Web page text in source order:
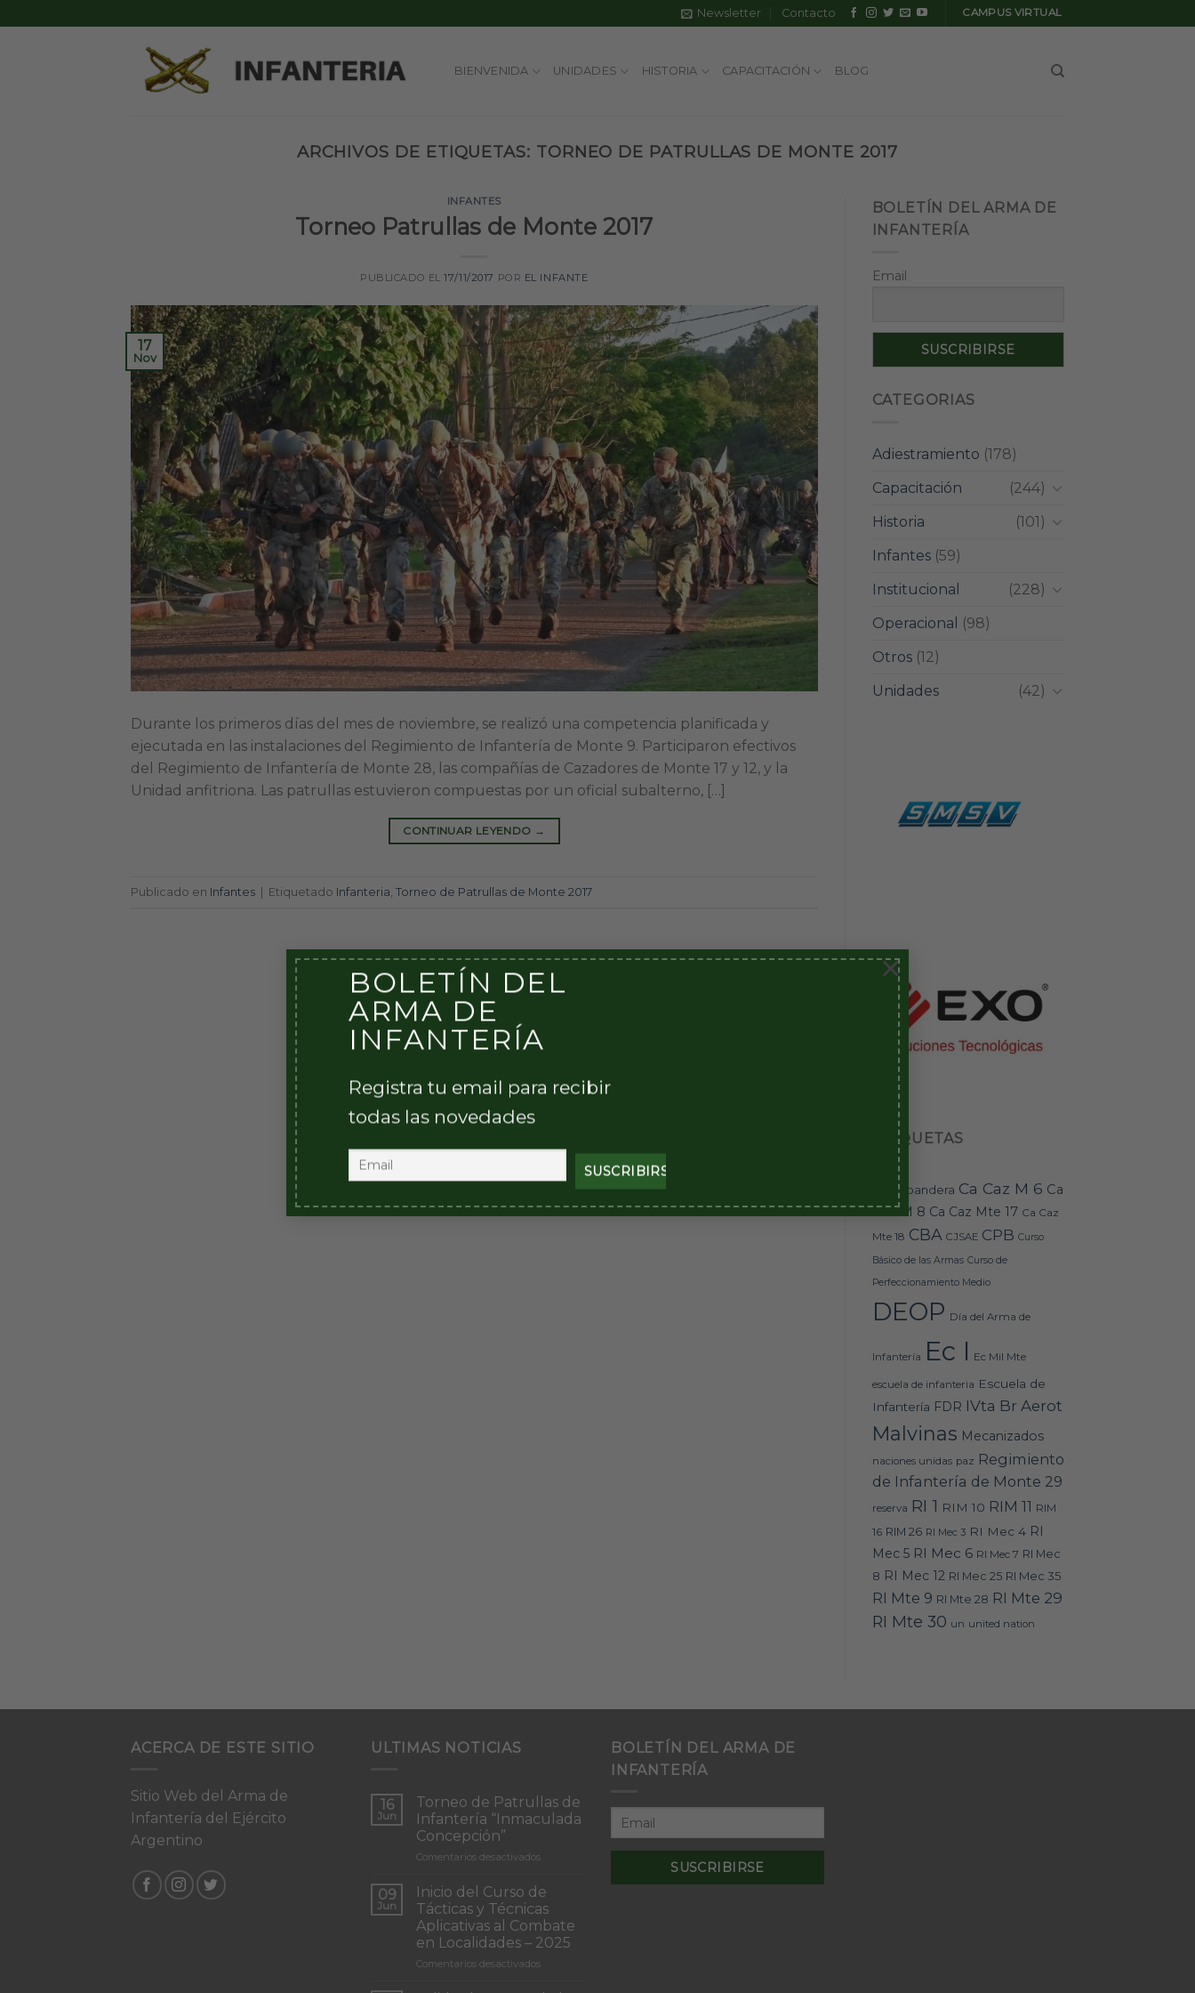
BOLETÍN DEL
ARMA DE
INFANTERÍA
Registra tu email para recibir
todas las novedades
×
to
Newsletter Contacto CAMPUS VIRTUAL
BIENVENIDA UNIDADES HISTORIA CAPACITACIÓN BLOG
ARCHIVOS DE ETIQUETAS: TORNEO DE PATRULLAS DE MONTE 2017
INFANTES
Torneo Patrullas de Monte 2017
PUBLICADO EL17/11/2017 POR EL INFANTE
17
Nov
Durante los primeros días del mes de noviembre, se realizó una competencia planificada y
ejecutada en las instalaciones del Regimiento de Infantería de Monte 9. Participaron efectivos
del Regimiento de Infantería de Monte 28, las compañías de Cazadores de Monte 17 y 12, y la
Unidad anfitriona. Las patrullas estuvieron compuestas por un oficial subalterno, […]
CONTINUAR LEYENDO →
Publicado en Infantes | Etiquetado Infanteria Torneo de Patrullas de Monte 2017
BOLETÍN DEL ARMA DE
INFANTERÍA
Email
CATEGORIAS
Adiestramiento (178)
Capacitación
(244)
Historia
(101)
Infantes(59)
Institucional
(228)
Operacional
(98)
Otros(12)
Unidades
(42)
ETIQUETAS
BAI-11 bandera Ca Caz M 6 Ca
Caz M 8 Ca Caz Mte 17 Ca Caz
Mte 18 CBA CJSAE CPB Curso
Básico de las Armas Curso de
Perfeccionamiento Medio
DEOP Día del Arma de
Infantería Ec I Ec Mil Mte
escuela de infanteria Escuela de
Infantería FDR IVta Br Aerot
Malvinas Mecanizados
naciones unidas paz Regimiento
de Infantería de Monte 29
reserva RI 1 RIM 10 RIM 11 RIM
16 RIM 26 RI Mec 3 RI Mec 4 RI
Mec 5 RI Mec 6 RI Mec 7 RI Mec
8 RI Mec 12 RI Mec 25 RI Mec 35
RI Mte 9 RI Mte 28 RI Mte 29
RI Mte 30 un united nation
ACERCA DE ESTE SITIO
Sitio Web del Arma de
Infantería del Ejército
Argentino
ULTIMAS NOTICIAS
16
Jun
Torneo de Patrullas de
Infantería “Inmaculada
Concepción”
Comentarios desactivadosen
de
de
Infantería
“Inmaculada
09
Jun
Inicio del Curso de
Tácticas y Técnicas
Aplicativas al Combate
en Localidades – 2025
Comentarios desactivadosen
BOLETÍN DEL ARMA DE
INFANTERÍA